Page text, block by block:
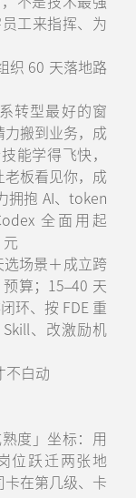
工来指挥、为
织 60 天落地路
转型最好的窗
力搬到业务，成
能学得飞快，
板看见你，成
拥抱 AI、token
全面用起
场景＋成立跨
算；15–40 天
环、按 FDE 重
、改激励机
不白动
度」坐标：用
位跃迁两张地
在第几级、卡